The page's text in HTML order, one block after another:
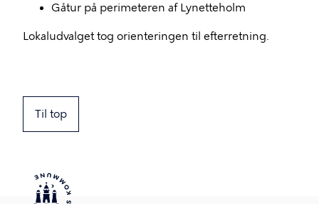
Gåtur på perimeteren af Lynetteholm
Lokaludvalget tog orienteringen til efterretning.
Til top